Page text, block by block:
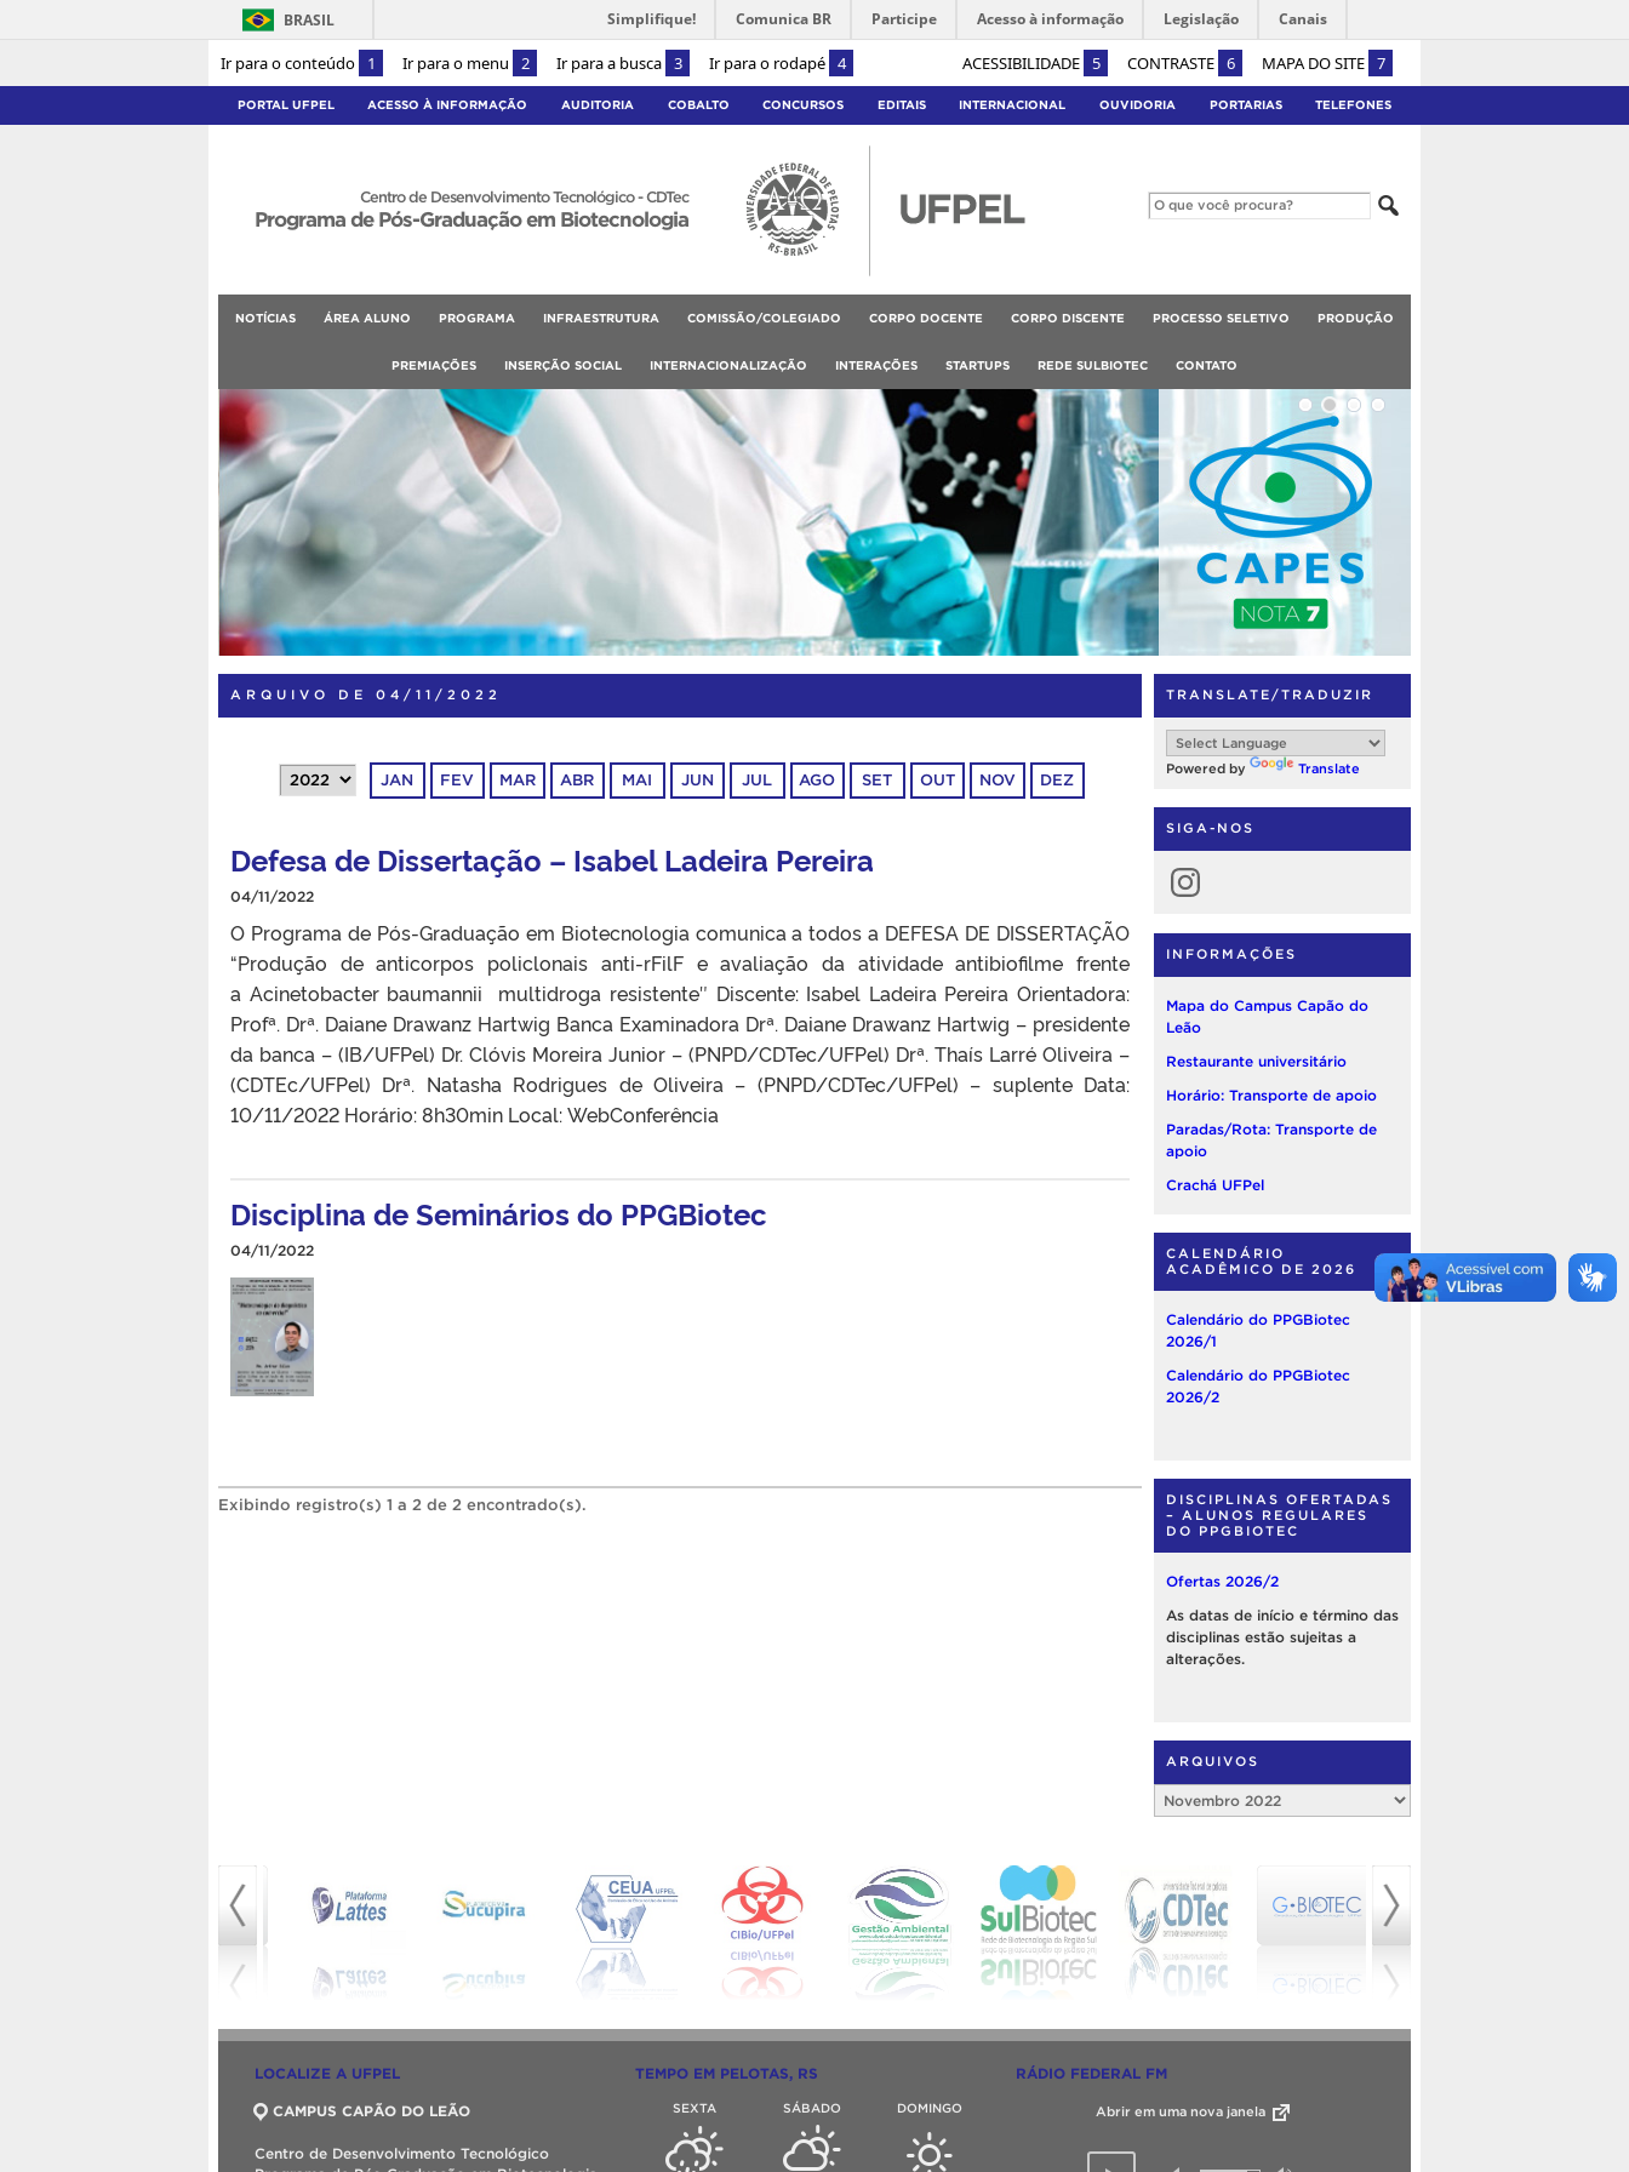
Ir para o conteúdo 1 Ir para o menu 2 Ir para a busca 3 Ir para o rodapé 4 ACESSIBILIDADE 5 CONTRASTE 6 MAPA DO SITE 7
BRASIL Simplifique! Comunica BR Participe Acesso à informação Legislação Canais
PORTAL UFPEL ACESSO À INFORMAÇÃO AUDITORIA COBALTO CONCURSOS EDITAIS INTERNACIONAL OUVIDORIA PORTARIAS TELEFONES
Centro de Desenvolvimento Tecnológico - CDTec
Programa de Pós-Graduação em Biotecnologia
NOTÍCIAS ÁREA ALUNO PROGRAMA INFRAESTRUTURA COMISSÃO/COLEGIADO CORPO DOCENTE CORPO DISCENTE PROCESSO SELETIVO PRODUÇÃO
PREMIAÇÕES INSERÇÃO SOCIAL INTERNACIONALIZAÇÃO INTERAÇÕES STARTUPS REDE SULBIOTEC CONTATO
ARQUIVO DE 04/11/2022
JAN FEV MAR ABR MAI JUN JUL AGO SET OUT NOV DEZ
Defesa de Dissertação – Isabel Ladeira Pereira
04/11/2022
O Programa de Pós-Graduação em Biotecnologia comunica a todos a DEFESA DE DISSERTAÇÃO
“Produção de anticorpos policlonais anti-rFilF e avaliação da atividade antibiofilme frente
a Acinetobacter baumannii multidroga resistente″ Discente: Isabel Ladeira Pereira Orientadora:
Profª. Drª. Daiane Drawanz Hartwig Banca Examinadora Drª. Daiane Drawanz Hartwig – presidente
da banca – (IB/UFPel) Dr. Clóvis Moreira Junior – (PNPD/CDTec/UFPel) Drª. Thaís Larré Oliveira –
(CDTEc/UFPel) Drª. Natasha Rodrigues de Oliveira – (PNPD/CDTec/UFPel) – suplente Data:
10/11/2022 Horário: 8h30min Local: WebConferência
Disciplina de Seminários do PPGBiotec
04/11/2022
Exibindo registro(s) 1 a 2 de 2 encontrado(s).
TRANSLATE/TRADUZIR
Powered by Translate
SIGA-NOS
Instagram
INFORMAÇÕES
Mapa do Campus Capão do
Leão
Restaurante universitário
Horário: Transporte de apoio
Paradas/Rota: Transporte de
apoio
Crachá UFPel
CALENDÁRIO
ACADÊMICO DE 2026
Calendário do PPGBiotec
2026/1
Calendário do PPGBiotec
2026/2
DISCIPLINAS OFERTADAS
– ALUNOS REGULARES
DO PPGBIOTEC
Ofertas 2026/2
As datas de início e término das
disciplinas estão sujeitas a
alterações.
ARQUIVOS
LOCALIZE A UFPEL
CAMPUS CAPÃO DO LEÃO
Centro de Desenvolvimento Tecnológico
TEMPO EM PELOTAS, RS
SEXTA SÁBADO DOMINGO
RÁDIO FEDERAL FM
Abrir em uma nova janela